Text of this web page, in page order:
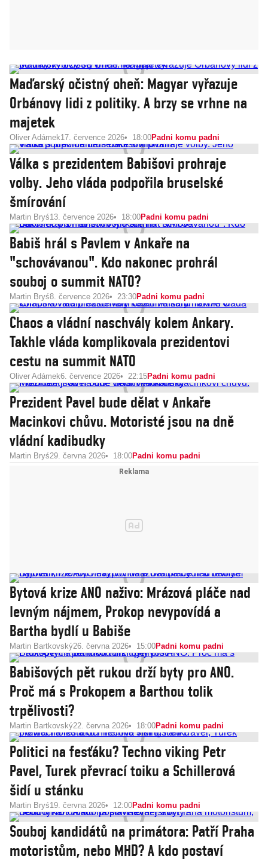
Maďarský očistný oheň: Magyar vyřazuje
Orbánovy lidi z politiky. A brzy se vrhne na
majetek
Oliver Adámek17. července 2026 18:00Padni komu padni
Válka s prezidentem Babišovi prohraje
volby. Jeho vláda podpořila bruselské
šmírování
Martin Bryś13. července 2026 18:00Padni komu padni
Babiš hrál s Pavlem v Ankaře na
"schovávanou". Kdo nakonec prohrál
souboj o summit NATO?
Martin Bryś8. července 2026 23:30Padni komu padni
Chaos a vládní naschvály kolem Ankary.
Takhle vláda komplikovala prezidentovi
cestu na summit NATO
Oliver Adámek6. července 2026 22:15Padni komu padni
Prezident Pavel bude dělat v Ankaře
Macinkovi chůvu. Motoristé jsou na dně
vládní kadibudky
Martin Bryś29. června 2026 18:00Padni komu padni
Bytová krize ANO naživo: Mrázová pláče nad
levným nájmem, Prokop nevypovídá a
Bartha bydlí u Babiše
Martin Bartkovský26. června 2026 15:00Padni komu padni
Babišových pět rukou drží byty pro ANO.
Proč má s Prokopem a Barthou tolik
trpělivosti?
Martin Bartkovský22. června 2026 18:00Padni komu padni
Politici na fesťáku? Techno viking Petr
Pavel, Turek převrací toiku a Schillerová
šidí u stánku
Martin Bryś19. června 2026 12:00Padni komu padni
Souboj kandidátů na primátora: Patří Praha
motoristům, nebo MHD? A kdo postaví